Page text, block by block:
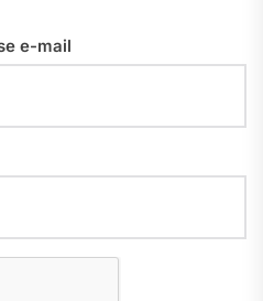
e-mail